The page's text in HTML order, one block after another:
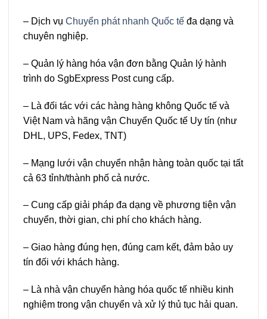
– Dịch vụ Chuyển phát nhanh Quốc tế đa dạng và
chuyên nghiệp.
– Quản lý hàng hóa vận đơn bằng Quản lý hành
trình do SgbExpress Post cung cấp.
– Là đối tác với các hàng hàng không Quốc tế và
Việt Nam và hãng vận Chuyển Quốc tế Uy tín (như
DHL, UPS, Fedex, TNT)
– Mạng lưới vận chuyển nhận hàng toàn quốc tại tất
cả 63 tỉnh/thành phố cả nước.
– Cung cấp giải pháp đa dạng về phương tiện vận
chuyển, thời gian, chi phí cho khách hàng.
– Giao hàng đúng hẹn, đúng cam kết, đảm bảo uy
tín đối với khách hàng.
– Là nhà vận chuyển hàng hóa quốc tế nhiều kinh
nghiệm trong vận chuyển và xử lý thủ tục hải quan.